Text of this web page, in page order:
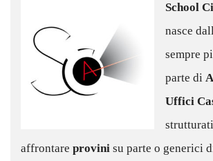
School
nasce
sempre
parte di
Uffici
affrontare provini su parte o generici